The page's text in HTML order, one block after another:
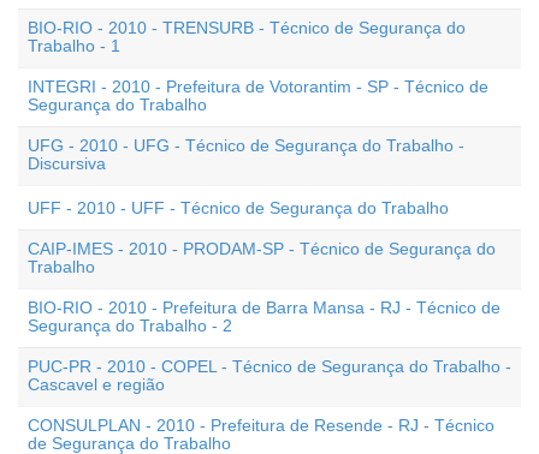
BIO-RIO - 2010 - TRENSURB - Técnico de Segurança do
Trabalho - 1
INTEGRI - 2010 - Prefeitura de Votorantim - SP - Técnico de
Segurança do Trabalho
UFG - 2010 - UFG - Técnico de Segurança do Trabalho -
Discursiva
UFF - 2010 - UFF - Técnico de Segurança do Trabalho
CAIP-IMES - 2010 - PRODAM-SP - Técnico de Segurança do
Trabalho
BIO-RIO - 2010 - Prefeitura de Barra Mansa - RJ - Técnico de
Segurança do Trabalho - 2
PUC-PR - 2010 - COPEL - Técnico de Segurança do Trabalho -
Cascavel e região
CONSULPLAN - 2010 - Prefeitura de Resende - RJ - Técnico
de Segurança do Trabalho